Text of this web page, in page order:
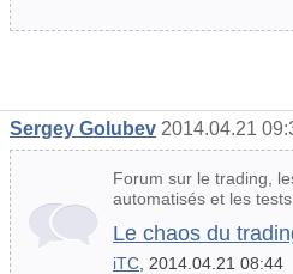
Sergey Golubev 2014.04.21
Forum sur le trading,
automatisés et les
Le chaos du
iTC , 2014.04.21 08:44